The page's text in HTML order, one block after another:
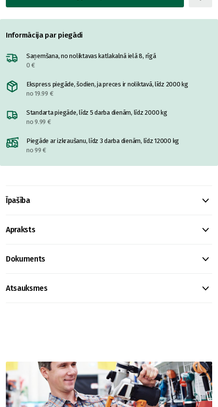
Informācija par piegādi
Saņemšana, no noliktavas katlakalnā ielā 8, rīgā
0 €
Ekspress piegāde, šodien, ja preces ir noliktavā, līdz 2000 kg
no 19.99 €
Standarta piegāde, līdz 5 darba dienām, līdz 2000 kg
no 9.99 €
Piegāde ar izkraušanu, līdz 3 darba dienām, līdz 12000 kg
no 99 €
Īpašība
Apraksts
Dokuments
Atsauksmes